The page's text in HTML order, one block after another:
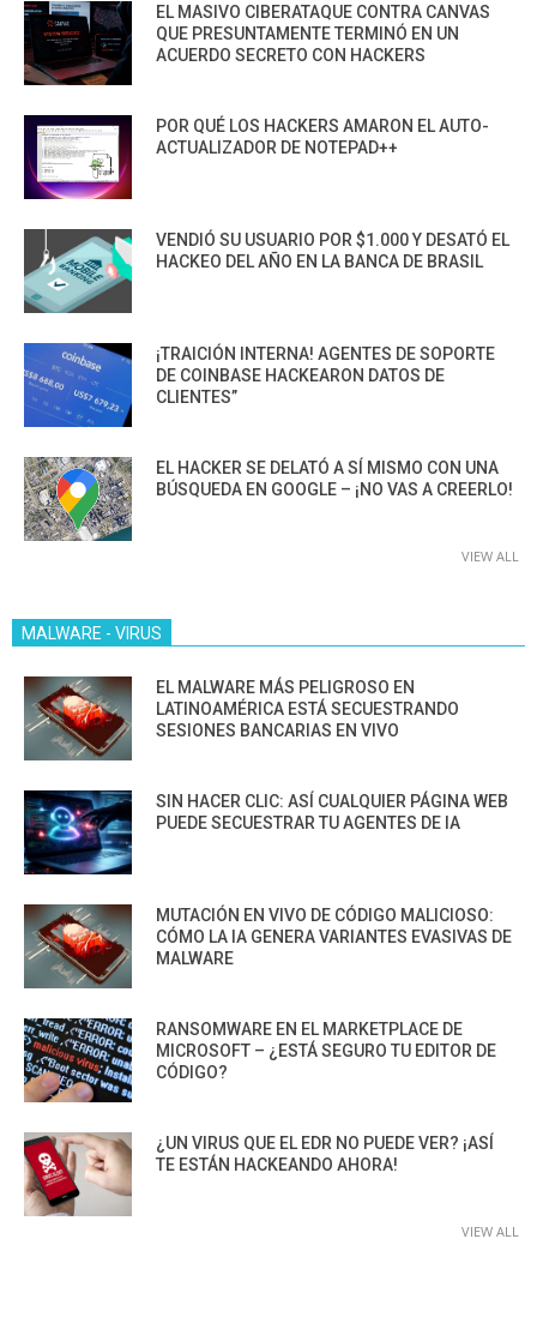
EL MASIVO CIBERATAQUE CONTRA CANVAS
QUE PRESUNTAMENTE TERMINÓ EN UN
ACUERDO SECRETO CON HACKERS
POR QUÉ LOS HACKERS AMARON EL AUTO-
ACTUALIZADOR DE NOTEPAD++
VENDIÓ SU USUARIO POR $1.000 Y DESATÓ EL
HACKEO DEL AÑO EN LA BANCA DE BRASIL
¡TRAICIÓN INTERNA! AGENTES DE SOPORTE
DE COINBASE HACKEARON DATOS DE
CLIENTES”
EL HACKER SE DELATÓ A SÍ MISMO CON UNA
BÚSQUEDA EN GOOGLE – ¡NO VAS A CREERLO!
VIEW ALL
MALWARE - VIRUS
EL MALWARE MÁS PELIGROSO EN
LATINOAMÉRICA ESTÁ SECUESTRANDO
SESIONES BANCARIAS EN VIVO
SIN HACER CLIC: ASÍ CUALQUIER PÁGINA WEB
PUEDE SECUESTRAR TU AGENTES DE IA
MUTACIÓN EN VIVO DE CÓDIGO MALICIOSO:
CÓMO LA IA GENERA VARIANTES EVASIVAS DE
MALWARE
RANSOMWARE EN EL MARKETPLACE DE
MICROSOFT – ¿ESTÁ SEGURO TU EDITOR DE
CÓDIGO?
¿UN VIRUS QUE EL EDR NO PUEDE VER? ¡ASÍ
TE ESTÁN HACKEANDO AHORA!
VIEW ALL